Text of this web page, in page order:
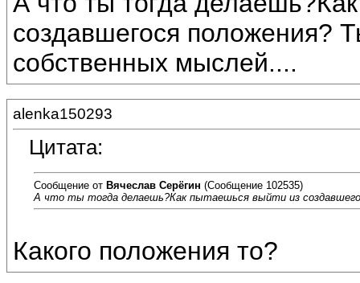
создавшегося положения?
собственных мыслей....
alenka150293
Цитата:
Сообщение от Вячеслав Серёгин (Сообщение 102535)
А что ты тогда делаешь?Как пытаешься выйти из
Какого положения то?